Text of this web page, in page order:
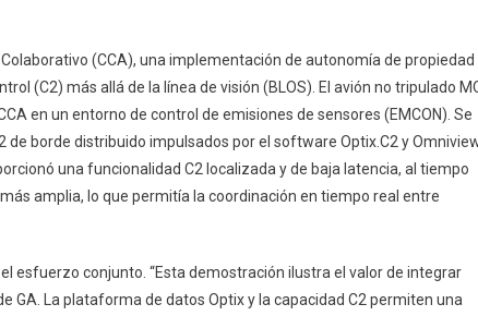
(CCA), una implementación de autonomía de propiedad
(C2) más allá de la línea de visión (BLOS). El avión no tripulado
en un entorno de control de emisiones de sensores (EMCON). Se
borde distribuido impulsados por el software Optix.C2 y
una funcionalidad C2 localizada y de baja latencia, al tiempo
amplia, lo que permitía la coordinación en tiempo real entre
esfuerzo conjunto. “Esta demostración ilustra el valor de integrar
GA. La plataforma de datos Optix y la capacidad C2 permiten una